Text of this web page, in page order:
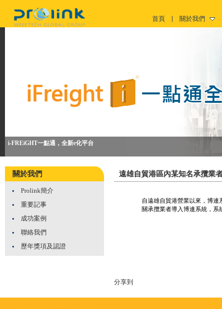
關於我們
首頁
i-FREiGHT一點通，全新e化平台
關於我們
Prolink簡介
重要記事
成功案例
聯絡我們
歷年獎項及認證
遠雄自貿港區內某知名承攬業
分享到